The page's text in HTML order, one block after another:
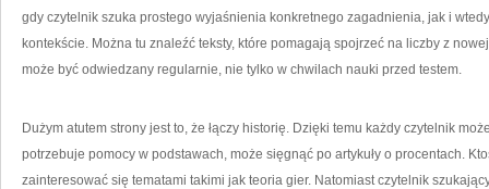
gdy czytelnik szuka prostego wyjaśnienia konkretnego zagadnienia, jak i
kontekście. Można tu znaleźć teksty, które pomagają spojrzeć na liczby z
może być odwiedzany regularnie, nie tylko w chwilach nauki przed testem.
Dużym atutem strony jest to, że łączy historię. Dzięki temu każdy czytelnik
potrzebuje pomocy w podstawach, może sięgnąć po artykuły o procentach.
zainteresować się tematami takimi jak teoria gier. Natomiast czytelnik